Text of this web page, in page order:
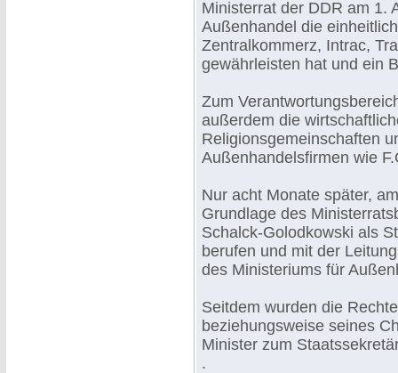
Ministerrat der DDR am 1.
Außenhandel die
Zentralkommerz, Intrac,
gewährleisten hat und ein
Zum
außerdem die
Religionsgemeinschaften
Außenhandelsfirmen wie
Nur acht Monate später,
Grundlage des
Schalck-Golodkowski als
berufen und mit der
des Ministeriums für
Seitdem wurden die
beziehungsweise seines
Minister zum
.